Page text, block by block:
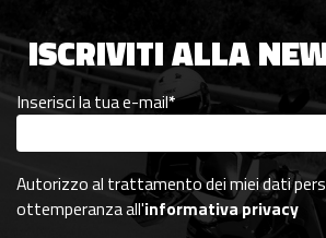
ISCRIVITI ALLA
Inserisci la tua e-mail*
Autorizzo al trattamento dei miei dati
ottemperanza all'informativa privacy